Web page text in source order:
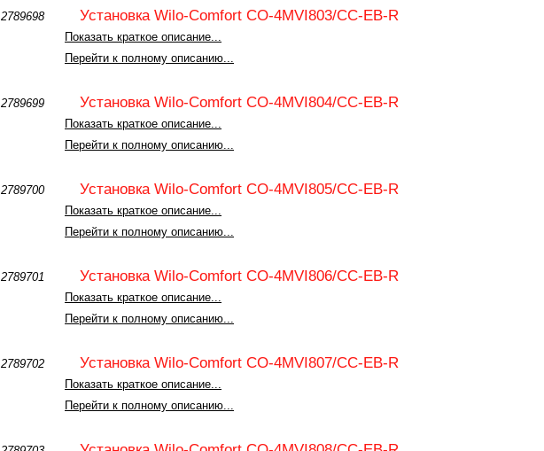
2789698 Установка Wilo-Comfort CO-4MVI803/CC-EB-R
Показать краткое описание...
Перейти к полному описанию...
2789699 Установка Wilo-Comfort CO-4MVI804/CC-EB-R
Показать краткое описание...
Перейти к полному описанию...
2789700 Установка Wilo-Comfort CO-4MVI805/CC-EB-R
Показать краткое описание...
Перейти к полному описанию...
2789701 Установка Wilo-Comfort CO-4MVI806/CC-EB-R
Показать краткое описание...
Перейти к полному описанию...
2789702 Установка Wilo-Comfort CO-4MVI807/CC-EB-R
Показать краткое описание...
Перейти к полному описанию...